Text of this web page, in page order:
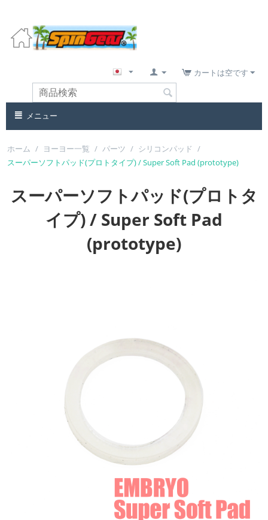
カートは空です
メニュー
ホーム / ヨーヨー一覧 / パーツ / シリコンパッド /
スーパーソフトパッド(プロトタイプ) / Super Soft Pad (prototype)
スーパーソフトパッド(プロトタ
イプ) / Super Soft Pad
(prototype)